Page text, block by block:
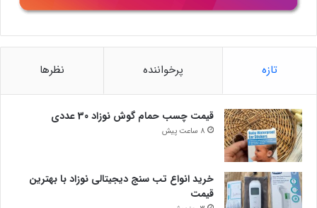
تازه پرخواننده نظرها
قیمت چسب حمام گوش نوزاد 30 عددی
8 ساعت پیش
خرید انواع تب سنج دیجیتالی نوزاد با بهترین
قیمت